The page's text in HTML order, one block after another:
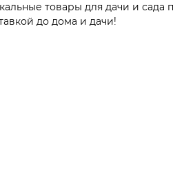
товары для дачи и сада
до дома и дачи!